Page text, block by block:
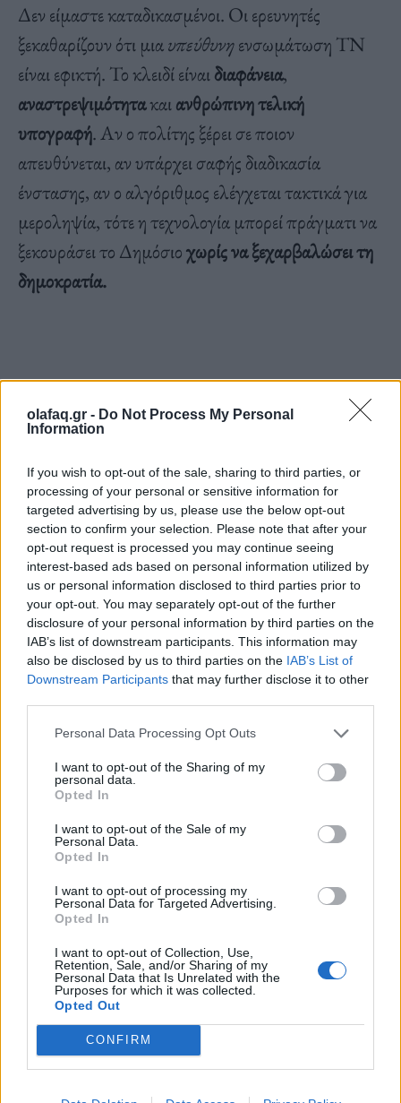
olafaq.gr - Do Not Process My Personal
Information
If you wish to opt-out of the sale, sharing to third parties, or
processing of your personal or sensitive information for
targeted advertising by us, please use the below opt-out
section to confirm your selection. Please note that after your
opt-out request is processed you may continue seeing
interest-based ads based on personal information utilized by
us or personal information disclosed to third parties prior to
your opt-out. You may separately opt-out of the further
disclosure of your personal information by third parties on the
IAB’s list of downstream participants. This information may
also be disclosed by us to third parties on the IAB’s List of
Downstream Participants that may further disclose it to other
Personal Data Processing Opt Outs
I want to opt-out of the Sharing of my
personal data.
Opted In
I want to opt-out of the Sale of my
Personal Data.
Opted In
I want to opt-out of processing my
Personal Data for Targeted Advertising.
Opted In
I want to opt-out of Collection, Use,
Retention, Sale, and/or Sharing of my
Personal Data that Is Unrelated with the
Purposes for which it was collected.
Opted Out
CONFIRM
Δεν είμαστε καταδικασμένοι. Οι ερευνητές
ξεκαθαρίζουν ότι μιαυπεύθυνηενσωμάτωση ΤΝ
είναι εφικτή. Το κλειδί είναιδιαφάνεια,
αναστρεψιμότητακαιανθρώπινη τελική
υπογραφή. Αν ο πολίτης ξέρει σε ποιον
απευθύνεται, αν υπάρχει σαφής διαδικασία
ένστασης, αν ο αλγόριθμος ελέγχεται τακτικά για
μεροληψία, τότε η τεχνολογία μπορεί πράγματι να
ξεκουράσει το Δημόσιοχωρίς να ξεχαρβαλώσει τη
δημοκρατία.
παροχές έως τις φορολογικές δηλώσεις, η
αποτύχει, ο πολίτης δεν «κάνειrestart», απλά
πληρώνει με το σπίτι, την υγεία, το ψυχικό του
κουράγιο και το κράτος χάνει κάτι ακόμη πιο
ακριβό από λεφτά: την αξιοπιστία του.
Η Δημοκρατία δεν είναι μόνο κάλπες, είναι το
λογισμικό της αμοιβαίας πίστης.Όταν ο πολίτης
πιστεύει ότι η κυβέρνηση τον βλέπει ως άνθρωπο κι
όχι ως datapoint δέχεται και τις δύσκολες
αποφάσεις, υπομένει τη φορολογία, συναινεί σε
νόμους που δεν τον βολεύουν άμεσα. Αντίστροφα
αποφασίζει για λογαριασμό του χωρίς επεξήγηση
ραγίζει. Τότε γεννιέται ο κυνισμός, και με τον
κυνισμό δεν χτίζεις κοινωνικό συμβόλαιο το
γκρεμίζεις.